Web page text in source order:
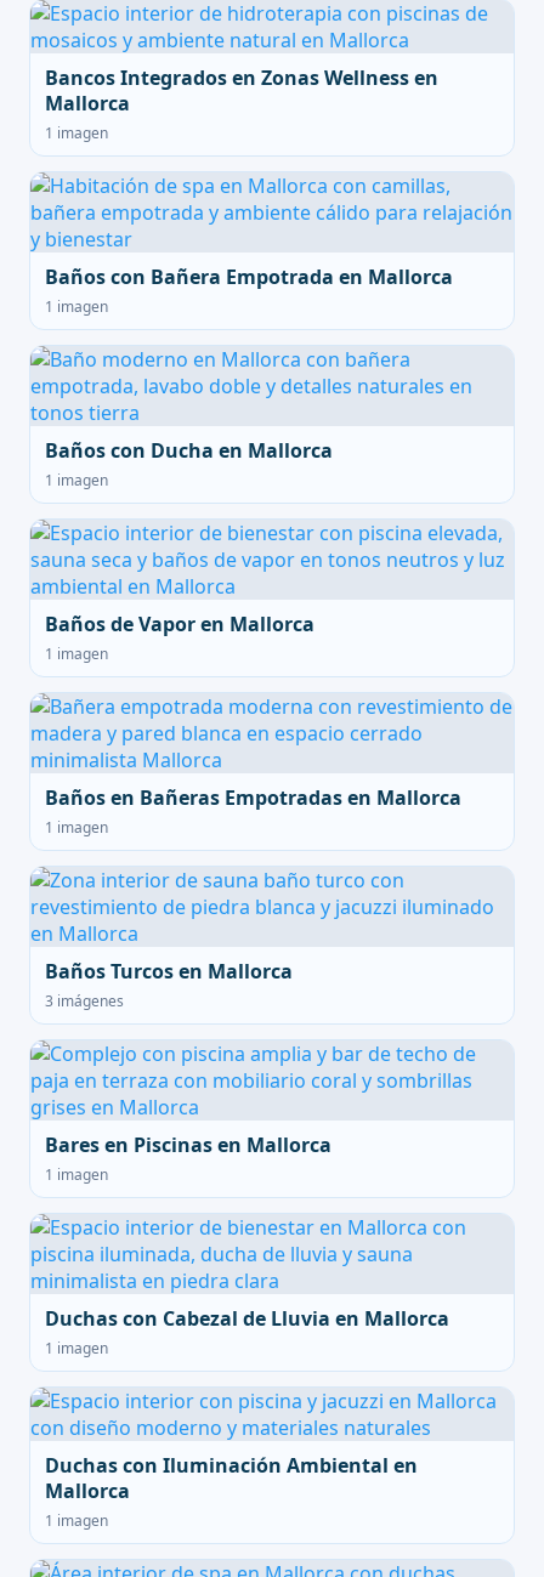
Bancos Integrados en Zonas Wellness en
Mallorca
1 imagen
Baños con Bañera Empotrada en Mallorca
1 imagen
Baños con Ducha en Mallorca
1 imagen
Baños de Vapor en Mallorca
1 imagen
Baños en Bañeras Empotradas en Mallorca
1 imagen
Baños Turcos en Mallorca
3 imágenes
Bares en Piscinas en Mallorca
1 imagen
Duchas con Cabezal de Lluvia en Mallorca
1 imagen
Duchas con Iluminación Ambiental en
Mallorca
1 imagen